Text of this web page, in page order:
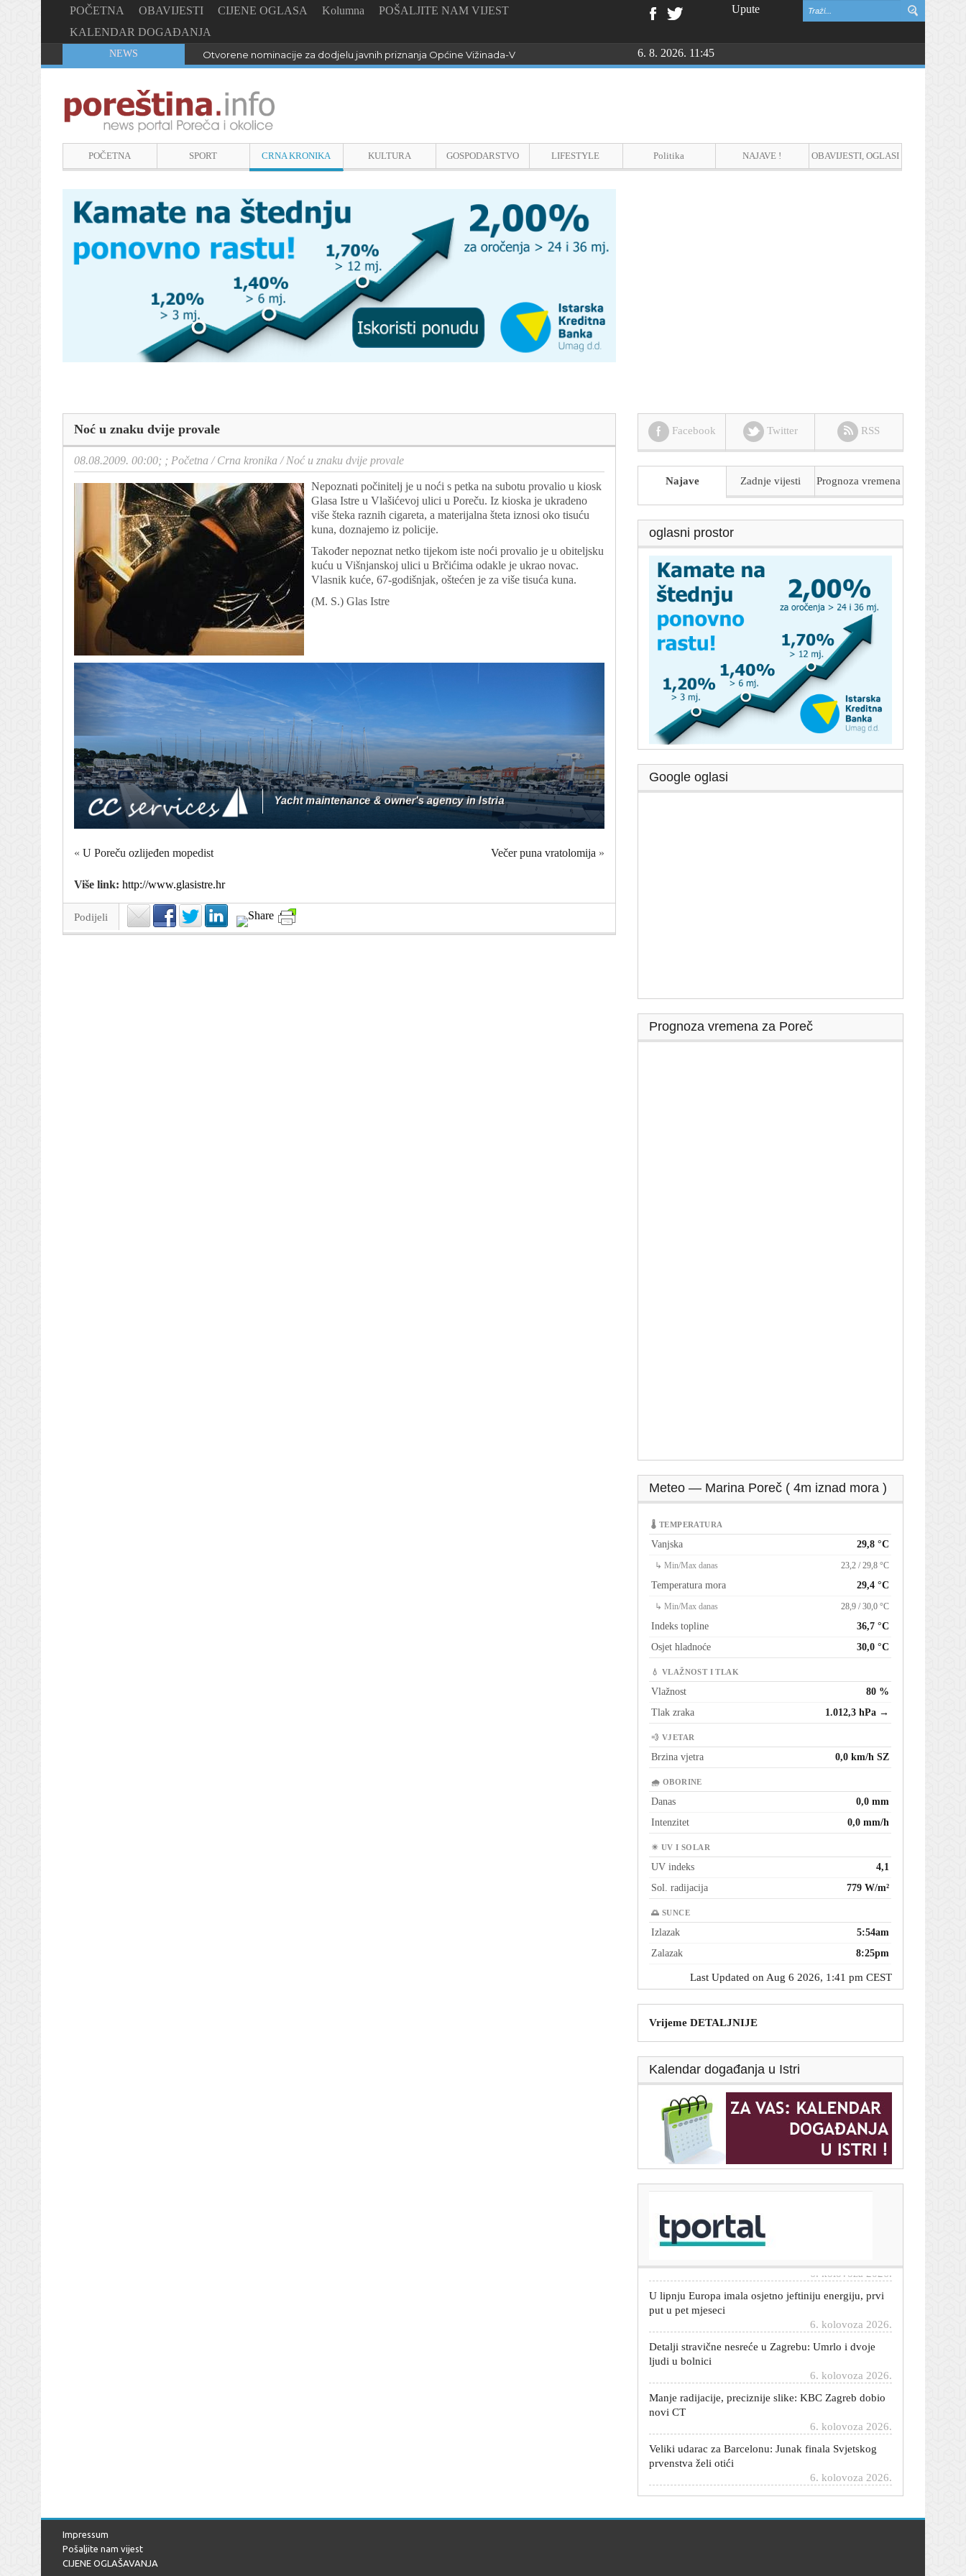
POČETNA OBAVIJESTI CIJENE OGLASA Kolumna
POŠALJITE NAM VIJEST
KALENDAR DOGAĐANJA
Upute
NEWS Otvorene nominacije za dodjelu javnih priznanja Općine Vižinada-Visinada 6. 8. 2026. 11:45
POČETNA SPORT CRNA KRONIKA KULTURA GOSPODARSTVO LIFESTYLE Politika NAJAVE ! OBAVIJESTI, OGLASI
Noć u znaku dvije provale
08.08.2009. 00:00; ; Početna /Crna kronika /Noć u znaku dvije provale
Nepoznati počinitelj je u noći s petka na subotu provalio u kiosk
Glasa Istre u Vlašićevoj ulici u Poreču. Iz kioska je ukradeno
više šteka raznih cigareta, a materijalna šteta iznosi oko tisuću
kuna, doznajemo iz policije.
Također nepoznat netko tijekom iste noći provalio je u obiteljsku
kuću u Višnjanskoj ulici u Brčićima odakle je ukrao novac.
Vlasnik kuće, 67-godišnjak, oštećen je za više tisuća kuna.
(M. S.) Glas Istre
« U Poreču ozlijeđen mopedist Večer puna vratolomija »
Više link: http://www.glasistre.hr
Podijeli
Facebook Twitter RSS
Najave Zadnje vijesti Prognoza vremena
oglasni prostor
Google oglasi
Prognoza vremena za Poreč
Meteo — Marina Poreč ( 4m iznad mora )
🌡 TEMPERATURA
Vanjska 29,8 °C
↳ Min/Max danas 23,2 / 29,8 °C
Temperatura mora 29,4 °C
↳ Min/Max danas 28,9 / 30,0 °C
Indeks topline
36,7 °C
Osjet hladnoće
30,0 °C
💧 VLAŽNOST I TLAK
Vlažnost
80 %
Tlak zraka
1.012,3 hPa →
💨 VJETAR
Brzina vjetra 0,0 km/h SZ
🌧 OBORINE
Danas
0,0 mm
Intenzitet
0,0 mm/h
☀ UV I SOLAR
UV indeks
4,1
Sol. radijacija
779 W/m²
🌅 SUNCE
Izlazak
5:54am
Zalazak
8:25pm
Last Updated on Aug 6 2026, 1:41 pm CEST
Vrijeme DETALJNIJE
Kalendar događanja u Istri
Splitska luka s manje putnika u srpnju nego lani:
Zadar i Dubrovnik bilježe porast
U lipnju Europa imala osjetno jeftiniju energiju, prvi
6. kolovoza 2026.
Detalji stravične nesreće u Zagrebu: Umrlo i dvoje
6. kolovoza 2026.
Manje radijacije, preciznije slike: KBC Zagreb dobio
6. kolovoza 2026.
Veliki udarac za Barcelonu: Junak finala Svjetskog
6. kolovoza 2026.
Uhićen načelnik Svetog Ivana Žabno: Lokalni HDZ
Impressum
Pošaljite nam vijest
CIJENE OGLAŠAVANJA